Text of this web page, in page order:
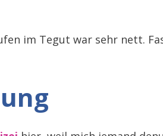
im Tegut war sehr nett.